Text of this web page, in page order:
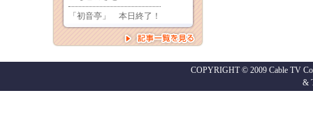
COPYRIGHT © 2009 Cable TV
&